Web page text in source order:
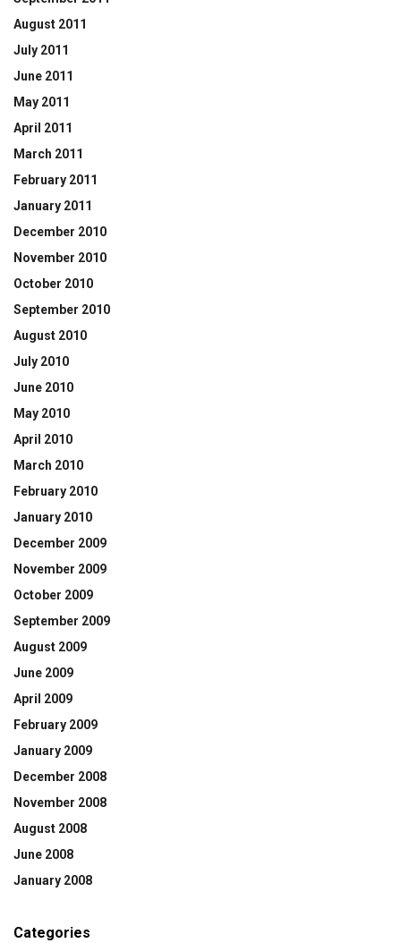
August 2011
July 2011
June 2011
May 2011
April 2011
March 2011
February 2011
January 2011
December 2010
November 2010
October 2010
September 2010
August 2010
July 2010
June 2010
May 2010
April 2010
March 2010
February 2010
January 2010
December 2009
November 2009
October 2009
September 2009
August 2009
June 2009
April 2009
February 2009
January 2009
December 2008
November 2008
August 2008
June 2008
January 2008
Categories